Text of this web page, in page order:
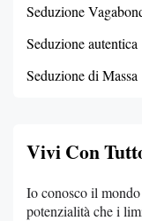
Seduzione
Seduzione autentica
Seduzione di Massa
Vivi Con
Io conosco il
potenzialità che i